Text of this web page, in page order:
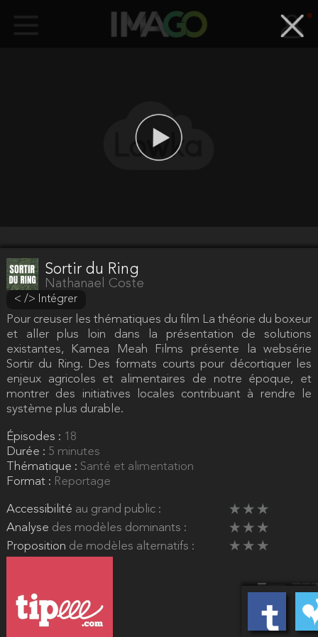
Sortir du Ring
Nathanael Coste
Pour creuser les thématiques du film La théorie du boxeur
et aller plus loin dans la présentation de solutions
existantes, Kamea Meah Films présente la websérie
Sortir du Ring. Des formats courts pour décortiquer les
enjeux agricoles et alimentaires de notre époque, et
montrer des initiatives locales contribuant à rendre le
système plus durable.
Épisodes : 18
Durée : 5 minutes
Thématique : Santé et alimentation
Format : Reportage
Accessibilité au grand public :
Analyse des modèles dominants :
Proposition de modèles alternatifs :
< /> Intégrer
Valider
Attention Votre adresse mail n'est pas encore validée
Nous vous invitons à la valider
en cliquant sur le buton "Envoyer"
du menu "Envoi de l'email de validation"
Puis en suivant la procédure par mail